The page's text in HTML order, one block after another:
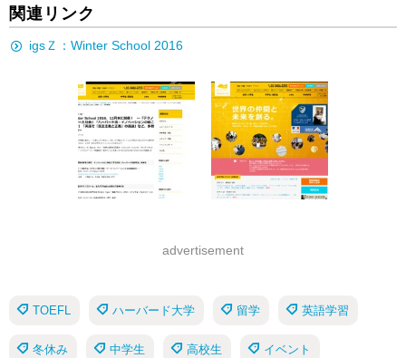
関連リンク
igsＺ：Winter School 2016
advertisement
TOEFL ハーバード大学 留学 英語学習
冬休み 中学生 高校生 イベント